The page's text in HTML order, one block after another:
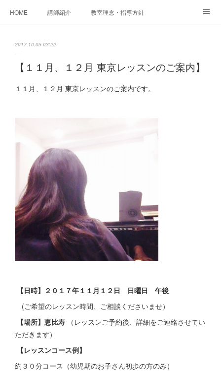
HOME 講師紹介 教室理念・指導方針
ご相談・体験レッスンお申し込み
アクセス 演奏スケジュール
2017.10.05 03:22
【１１月、１２月 東京レッスンのご案内】
１１月、１２月 東京レッスンのご案内です。
【日時】２０１７年１１月１２日 日曜日 午後
(ご希望のレッスン時間、ご相談くださいませ）
【場所】恵比寿 （レッスンご予約後、詳細をご連絡させてい
ただきます）
【レッスンコース例】
約３０分コース（幼児期のお子さん初歩の方のみ）